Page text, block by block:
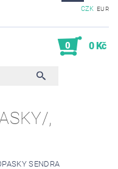
CZK EUR
0 0 Kč
,
SENDRA